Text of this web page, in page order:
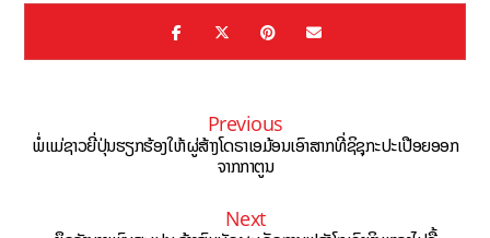
Previous
ພໍ່ແມ່ຊາວຍີ່ປຸ່ນຮຽກຮ້ອງໃຫ້ຜູ່ສ້າງໂດຣາເອມ້ອນເອົາສາກທີ່ຊິຊຸກະປະເປືອຍອອກ
ຈາກກາຕູນ
Next